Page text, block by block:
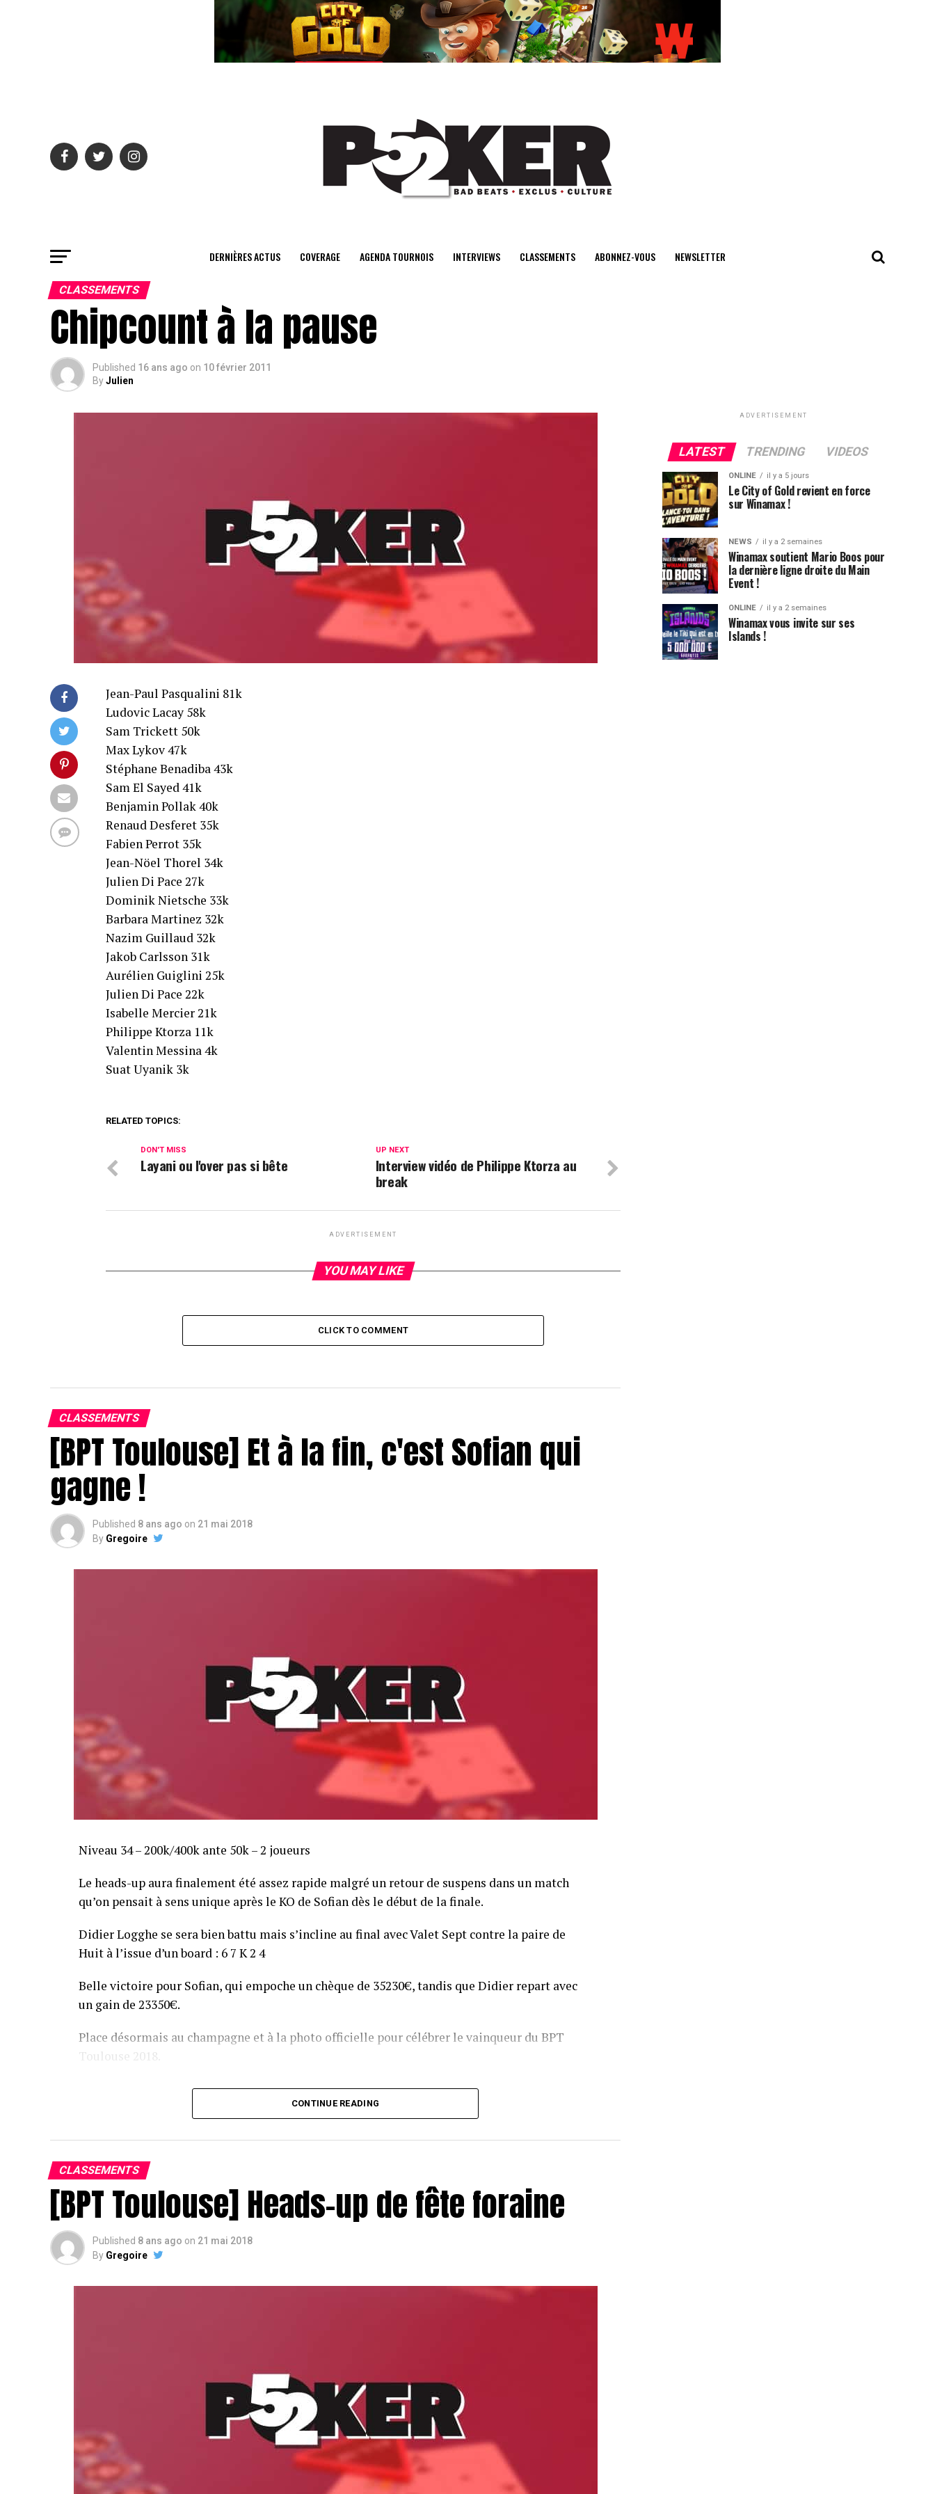
center>
DERNIÈRES ACTUS COVERAGE AGENDA TOURNOIS INTERVIEWS CLASSEMENTS ABONNEZ-VOUS NEWSLETTER
CLASSEMENTS
Chipcount à la pause
Published 16 ans ago on 10 février 2011
ByJulien
Jean-Paul Pasqualini 81k
Ludovic Lacay 58k
Sam Trickett 50k
Max Lykov 47k
Stéphane Benadiba 43k
Sam El Sayed 41k
Benjamin Pollak 40k
Renaud Desferet 35k
Fabien Perrot 35k
Jean-Nöel Thorel 34k
Julien Di Pace 27k
Dominik Nietsche 33k
Barbara Martinez 32k
Nazim Guillaud 32k
Jakob Carlsson 31k
Aurélien Guiglini 25k
Julien Di Pace 22k
Isabelle Mercier 21k
Philippe Ktorza 11k
Valentin Messina 4k
Suat Uyanik 3k
RELATED TOPICS:
UP NEXT
Interview vidéo de Philippe Ktorza au
break
DON'T MISS
Layani ou l'over pas si bête
ADVERTISEMENT
YOU MAY LIKE
CLICK TO COMMENT
CLASSEMENTS
[BPT Toulouse] Et à la fin, c'est Sofian qui
gagne !
Published 8 ans ago on 21 mai 2018
By Gregoire
Niveau 34 – 200k/400k ante 50k – 2 joueurs
Le heads-up aura finalement été assez rapide malgré un retour de suspens dans un match
qu’on pensait à sens unique après le KO de Sofian dès le début de la finale.
Didier Logghe se sera bien battu mais s’incline au final avec Valet Sept contre la paire de
Huit à l’issue d’un board : 6 7 K 2 4
Belle victoire pour Sofian, qui empoche un chèque de 35230€, tandis que Didier repart avec
un gain de 23350€.
Place désormais au champagne et à la photo officielle pour célébrer le vainqueur du BPT
Toulouse 2018.
Assis devant une tonne, Sofian remporte le trophée du BPT Toulouse 2018, en costaud !
CONTINUE READING
CLASSEMENTS
[BPT Toulouse] Heads-up de fête foraine
Published 8 ans ago on 21 mai 2018
By Gregoire
ADVERTISEMENT
LATEST TRENDING VIDEOS
ONLINE il y a 5 jours
Le City of Gold revient en force
sur Winamax !
NEWS il y a 2 semaines
Winamax soutient Mario Boos pour
la dernière ligne droite du Main
Event !
ONLINE il y a 2 semaines
Winamax vous invite sur ses
Islands !